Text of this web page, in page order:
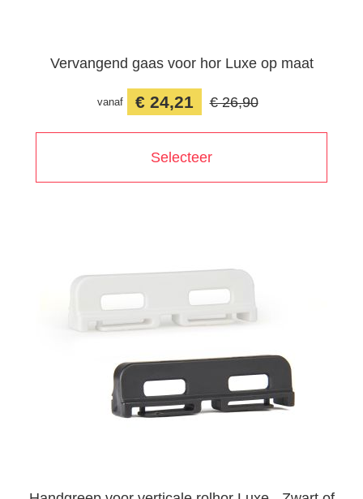
Vervangend gaas voor hor Luxe op maat
vanaf € 24,21 € 26,90
Selecteer